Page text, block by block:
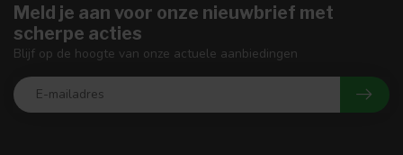
Meld je aan voor onze nieuwbrief met
scherpe acties
Blijf op de hoogte van onze actuele aanbiedingen